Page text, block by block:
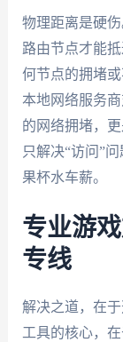
物理距离是硬
路由节点才能
何节点的拥堵
本地网络服务
的网络拥堵，
只解决“访问”
果杯水车薪。
专业游
专线
解决之道，在
工具的核心，